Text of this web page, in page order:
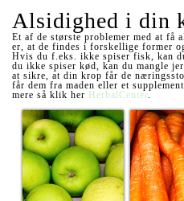
Alsidighed i din
Et af de største problemer med at få
er, at de findes i forskellige former
Hvis du f.eks. ikke spiser fisk, kan
du ikke spiser kød, kan du mangle
at sikre, at din krop får de
får dem fra maden eller et
mere så klik her HerbalCenter.